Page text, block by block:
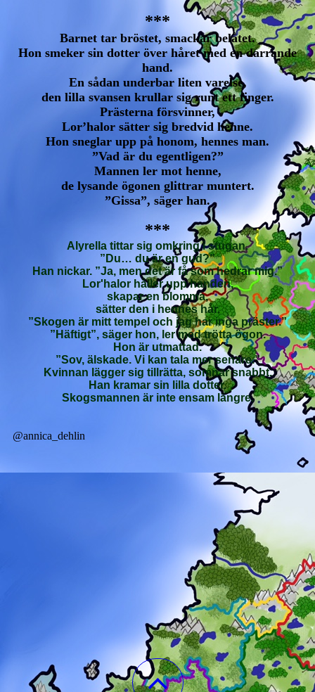
***
Barnet tar bröstet, smackar belåtet.
Hon smeker sin dotter över håret med en darrande
hand.
En sådan underbar liten varelse,
den lilla svansen krullar sig runt ett finger.
Prästerna försvinner,
Lor’halor sätter sig bredvid henne.
Hon sneglar upp på honom, hennes man.
”Vad är du egentligen?”
Mannen ler mot henne,
de lysande ögonen glittrar muntert.
”Gissa”, säger han.
***
Alyrella tittar sig omkring i stugan.
”Du… du är en gud?”
Han nickar. ”Ja, men det är få som hedrar mig.”
Lor'halor håller upp handen,
skapar en blomma,
sätter den i hennes hår.
”Skogen är mitt tempel och jag har inga präster.”
”Häftigt”, säger hon, ler med trötta ögon.
Hon är utmattad.
”Sov, älskade. Vi kan tala mer senare.”
Kvinnan lägger sig tillrätta, somnar snabbt.
Han kramar sin lilla dotter.
Skogsmannen är inte ensam längre.
@annica_dehlin